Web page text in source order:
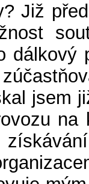
Již
dálkový
jsem